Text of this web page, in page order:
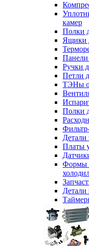
камер
Полки
Ящики
Панели
Ручки
Петли
ТЭНы
Полки
Детали
Платы
Формы
Детали